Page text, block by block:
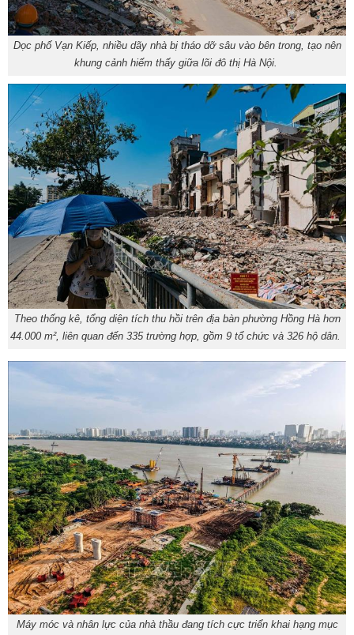
Dọc phố Vạn Kiếp, nhiều dãy nhà bị tháo dỡ sâu vào bên trong, tạo nên
khung cảnh hiếm thấy giữa lõi đô thị Hà Nội.
Theo thống kê, tổng diện tích thu hồi trên địa bàn phường Hồng Hà hơn
44.000 m², liên quan đến 335 trường hợp, gồm 9 tổ chức và 326 hộ dân.
Máy móc và nhân lực của nhà thầu đang tích cực triển khai hạng mục